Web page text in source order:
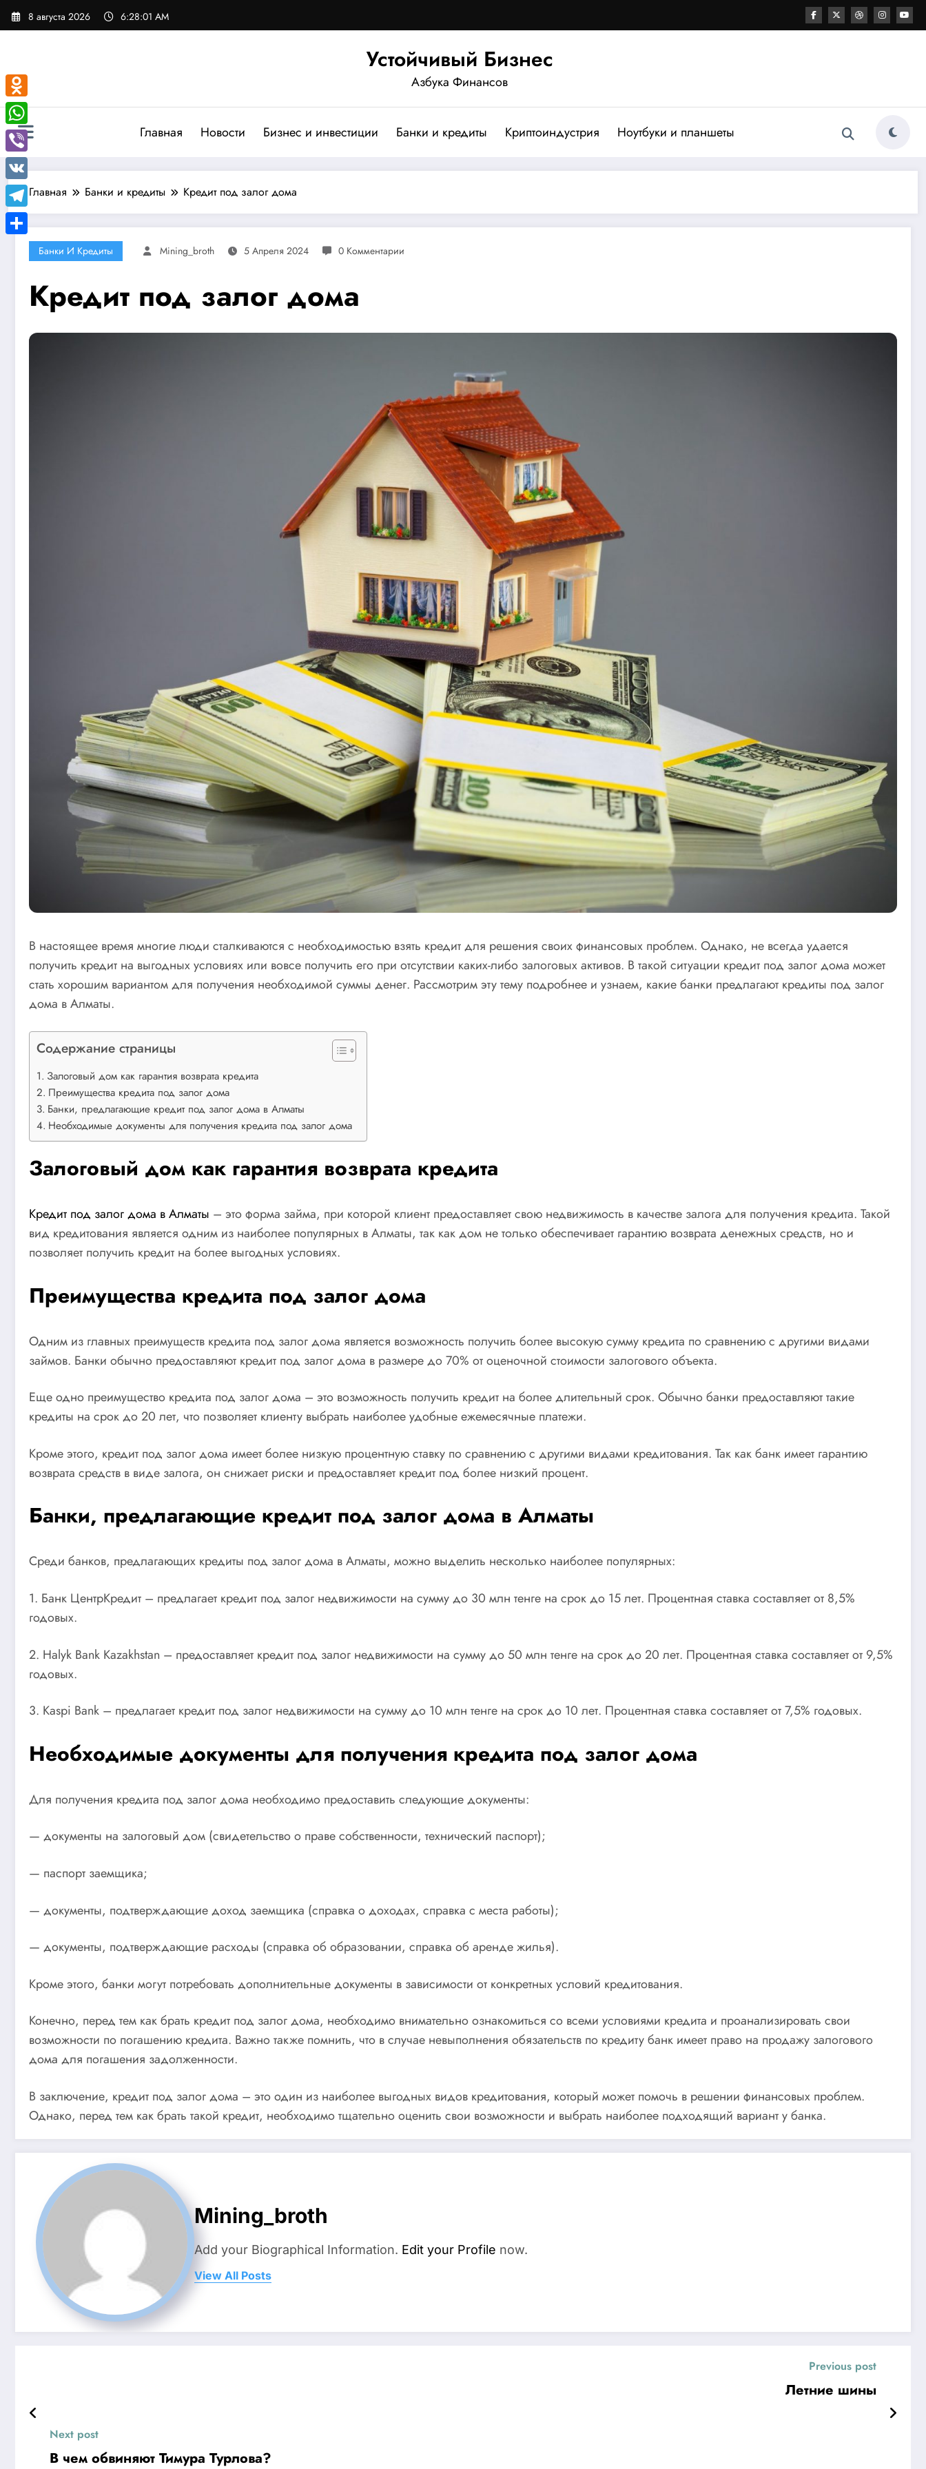
Перейти
8 августа 2026 6:28:02 AM
Устойчивый Бизнес
Азбука Финансов
Главная Новости Бизнес и инвестиции Банки и кредиты Криптоиндустрия Ноутбуки и планшеты
Главная Банки и кредиты Кредит под залог дома
Банки И Кредиты Mining_broth 5 Апреля 2024 0 Комментарии
Кредит под залог дома
В настоящее время многие люди сталкиваются с необходимостью взять кредит для решения своих финансовых проблем. Однако, не всегда удается
получить кредит на выгодных условиях или вовсе получить его при отсутствии каких-либо залоговых активов. В такой ситуации кредит под залог дома может
стать хорошим вариантом для получения необходимой суммы денег. Рассмотрим эту тему подробнее и узнаем, какие банки предлагают кредиты под залог
дома в Алматы.
Содержание страницы
Залоговый дом как гарантия возврата кредита
Преимущества кредита под залог дома
Банки, предлагающие кредит под залог дома в Алматы
Необходимые документы для получения кредита под залог дома
Залоговый дом как гарантия возврата кредита
Кредит под залог дома в Алматы – это форма займа, при которой клиент предоставляет свою недвижимость в качестве залога для получения кредита. Такой
вид кредитования является одним из наиболее популярных в Алматы, так как дом не только обеспечивает гарантию возврата денежных средств, но и
позволяет получить кредит на более выгодных условиях.
Преимущества кредита под залог дома
Одним из главных преимуществ кредита под залог дома является возможность получить более высокую сумму кредита по сравнению с другими видами
займов. Банки обычно предоставляют кредит под залог дома в размере до 70% от оценочной стоимости залогового объекта.
Еще одно преимущество кредита под залог дома – это возможность получить кредит на более длительный срок. Обычно банки предоставляют такие
кредиты на срок до 20 лет, что позволяет клиенту выбрать наиболее удобные ежемесячные платежи.
Кроме этого, кредит под залог дома имеет более низкую процентную ставку по сравнению с другими видами кредитования. Так как банк имеет гарантию
возврата средств в виде залога, он снижает риски и предоставляет кредит под более низкий процент.
Банки, предлагающие кредит под залог дома в Алматы
Среди банков, предлагающих кредиты под залог дома в Алматы, можно выделить несколько наиболее популярных:
1. Банк ЦентрКредит – предлагает кредит под залог недвижимости на сумму до 30 млн тенге на срок до 15 лет. Процентная ставка составляет от 8,5%
годовых.
2. Halyk Bank Kazakhstan – предоставляет кредит под залог недвижимости на сумму до 50 млн тенге на срок до 20 лет. Процентная ставка составляет от 9,5%
годовых.
3. Kaspi Bank – предлагает кредит под залог недвижимости на сумму до 10 млн тенге на срок до 10 лет. Процентная ставка составляет от 7,5% годовых.
Необходимые документы для получения кредита под залог дома
Для получения кредита под залог дома необходимо предоставить следующие документы:
— документы на залоговый дом (свидетельство о праве собственности, технический паспорт);
— паспорт заемщика;
— документы, подтверждающие доход заемщика (справка о доходах, справка с места работы);
— документы, подтверждающие расходы (справка об образовании, справка об аренде жилья).
Кроме этого, банки могут потребовать дополнительные документы в зависимости от конкретных условий кредитования.
Конечно, перед тем как брать кредит под залог дома, необходимо внимательно ознакомиться со всеми условиями кредита и проанализировать свои
возможности по погашению кредита. Важно также помнить, что в случае невыполнения обязательств по кредиту банк имеет право на продажу залогового
дома для погашения задолженности.
В заключение, кредит под залог дома – это один из наиболее выгодных видов кредитования, который может помочь в решении финансовых проблем.
Однако, перед тем как брать такой кредит, необходимо тщательно оценить свои возможности и выбрать наиболее подходящий вариант у банка.
Mining_broth
Add your Biographical Information. Edit your Profile now.
View All Posts
Previous post
Летние шины
Next post
В чем обвиняют Тимура Турлова?
Odnoklassniki
WhatsApp
Viber
VK
Telegram
Отправить